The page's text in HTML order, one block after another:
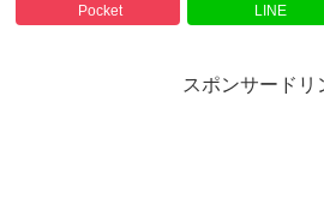
Pocket LINE
スポンサードリ